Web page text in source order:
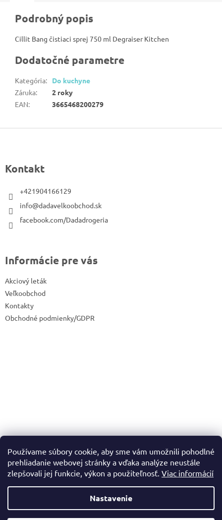
Používame súbory cookie, aby sme vám umožnili pohodlné
prehliadanie webovej stránky a vďaka analýze neustále
zlepšovali jej funkcie, výkon a použiteľnosť. Viac informácií
Nastavenie
Podrobný popis
Cillit Bang čistiaci sprej 750 ml Degraiser Kitchen
Dodatočné parametre
Kategória:
Do kuchyne
Záruka:
2 roky
EAN: 3665468200279
Z
p
äKontakt
+421904166129
info@dadavelkoobchod.sk
facebook.com/Dadadrogeria
Informácie pre vás
Akciový leták
Veľkoobchod
Kontakty
Obchodné podmienky/GDPR
Vytvoril Shoptet